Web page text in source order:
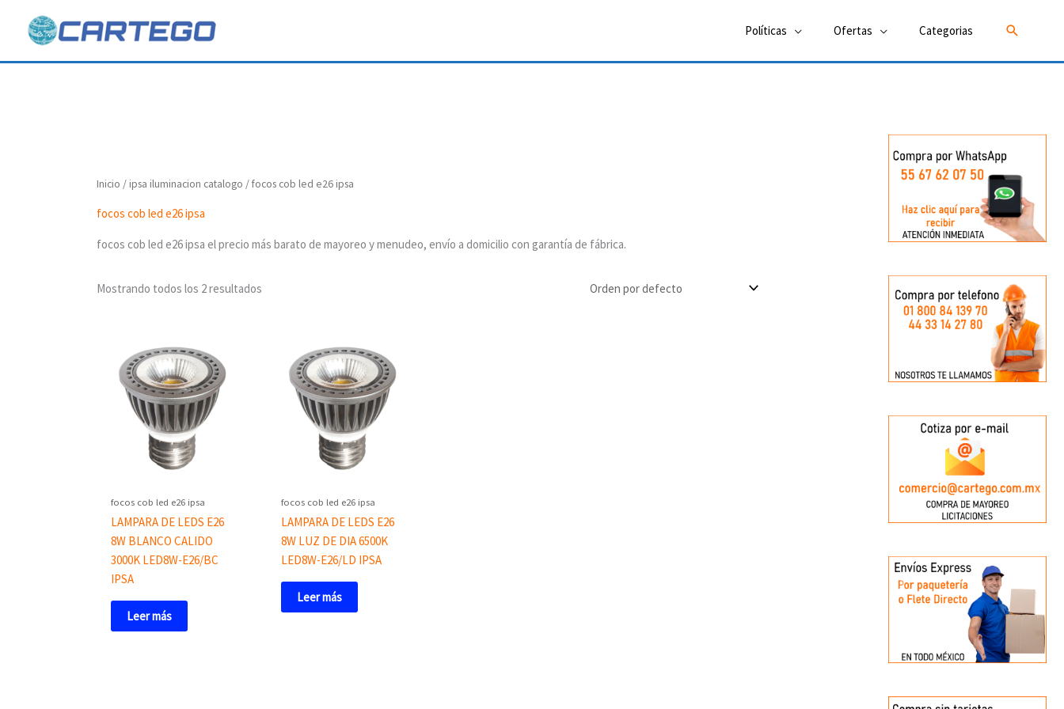
contenido
Políticas Ofertas Categorias Buscar
Inicio /ipsa iluminacion catalogo / focos cob led e26 ipsa
focos cob led e26 ipsa
focos cob led e26 ipsa el precio más barato de mayoreo y menudeo, envío a domicilio con garantía de fábrica.
Mostrando todos los 2 resultados
focos cob led e26 ipsa
LAMPARA DE LEDS E26
8W BLANCO CALIDO
3000K LED8W-E26/BC
IPSA
Leer más
focos cob led e26 ipsa
LAMPARA DE LEDS E26
8W LUZ DE DIA 6500K
LED8W-E26/LD IPSA
Leer más